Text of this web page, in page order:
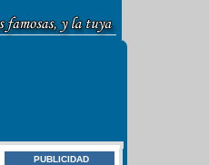
PUBLICIDAD